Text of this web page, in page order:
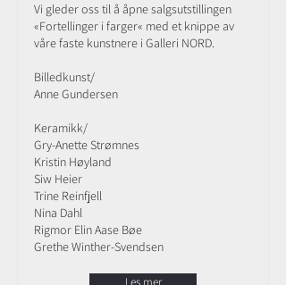
Vi gleder oss til å åpne salgsutstillingen
«Fortellinger i farger« med et knippe av
våre faste kunstnere i Galleri NORD.
Billedkunst/
Anne Gundersen
Keramikk/
Gry-Anette Strømnes
Kristin Høyland
Siw Heier
Trine Reinfjell
Nina Dahl
Rigmor Elin Aase Bøe
Grethe Winther-Svendsen
Les mer